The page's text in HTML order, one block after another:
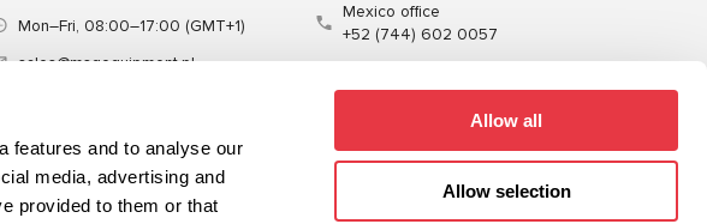
features and to analyse our
media, advertising and
provided to them or that
Allow all
Allow selection
Mon–Fri, 08:00–17:00 (GMT+1)
sales@msgequipment.pl
Mexico office
+52 (744) 602 0057
Szkolenie